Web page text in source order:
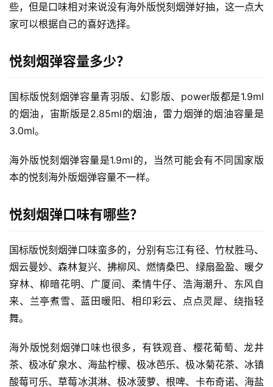
子
烟
讯
电
子
烟
百
科
次
性
电
些，但是口味相对来说没有海外版悦刻烟弹好抽，这一点大
家可以根据自己的喜好选择。
悦刻烟弹容量多少？
国标版悦刻烟弹容量青羽版、幻影版、power版都是1.9ml
的烟油，宙斯版是2.85ml的烟油，雷力烟弹的烟油容量是
3.0ml。
海外版悦刻烟弹容量是1.9ml的，当然可能会有不同国家版
本的悦刻海外版烟弹容量不一样。
悦刻烟弹口味有哪些？
国标版悦刻烟弹口味蛮多的，分别有忘江有径、竹杖胜马、
烟云曼妙、森林复兴、拂柳风、燃情桑巴、绿扇盈盈、暖夕
穿林、柳暗花明、广厦间、柔情牛仔、浩海潮升、东风自
来、兰亭煮雪、蓝田暖阳、相印彩云、点点灵犀、绕指轻
舞。
海外版悦刻烟弹口味也很多，有铁观音、樱花葡萄、龙井
茶、极冰矿泉水、海盐柠檬、极冰芭乐、极冰菊花茶、冰镇
酸莓可乐、草莓冰淇淋、极冰菠萝、根啤、卡布奇诺、海盐